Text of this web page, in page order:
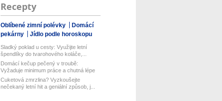
Recepty
Oblíbené zimní polévky
Domácí
pekárny
Jídlo podle horoskopu
Sladký poklad u cesty: Využijte letní
špendlíky do tvarohového koláče,...
Domácí kečup pečený v troubě:
Vyžaduje minimum práce a chutná lépe
než...
Cuketová zmrzlina? Vyzkoušejte
nečekaný letní hit a geniální způsob, j...